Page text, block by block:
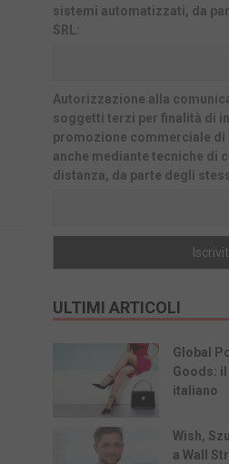
sistemi automatizzati, da
SRL:
Autorizzazione alla
soggetti terzi per finalità di
promozione commerciale
anche mediante tecniche di
distanza, da parte degli
ULTIMI ARTICOLI
Global
Goods:
italiano
Wish,
a Wall